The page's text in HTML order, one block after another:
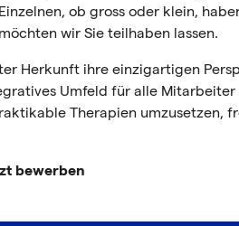
ob gross oder klein,
wir Sie teilhaben lassen.
Herkunft ihre einzigartigen
Umfeld für alle Mitarbeiter
Therapien umzusetzen,
bewerben